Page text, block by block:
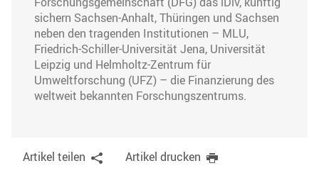
sichern Sachsen-Anhalt, Thüringen und Sachsen
neben den tragenden Institutionen – MLU,
Friedrich-Schiller-Universität Jena, Universität
Leipzig und Helmholtz-Zentrum für
Umweltforschung (UFZ) – die Finanzierung des
weltweit bekannten Forschungszentrums.
Artikel teilen Artikel drucken